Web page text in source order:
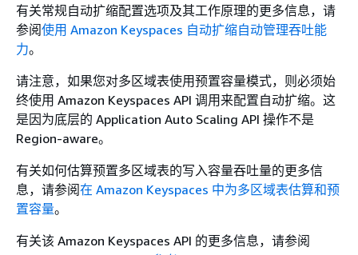
有关常规自动扩缩配置选项及其工作原理的更多信息，请
参阅使用 Amazon Keyspaces 自动扩缩自动管理吞吐能
力。
请注意，如果您对多区域表使用预置容量模式，则必须始
终使用 Amazon Keyspaces API 调用来配置自动扩缩。这
是因为底层的 Application Auto Scaling API 操作不是
Region-aware。
有关如何估算预置多区域表的写入容量吞吐量的更多信
息，请参阅在 Amazon Keyspaces 中为多区域表估算和预
置容量。
有关该 Amazon Keyspaces API 的更多信息，请参阅